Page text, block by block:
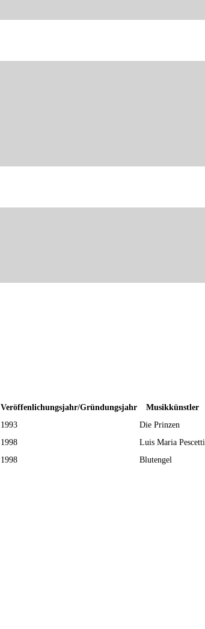
Veröffenlichungsjahr/Gründungsjahr
Musikkünstler
1993
Die Prinzen
1998
Luis Maria Pescetti
1998 Blutengel